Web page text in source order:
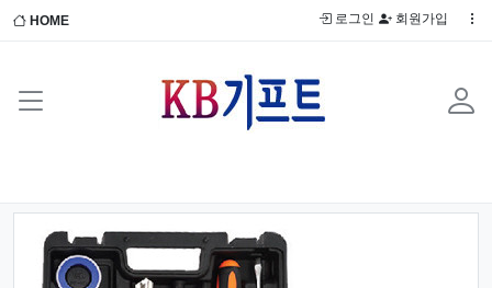
HOME 로그인 회원가입